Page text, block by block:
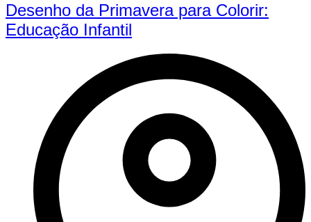
Desenho da Primavera para Colorir:
Educação Infantil